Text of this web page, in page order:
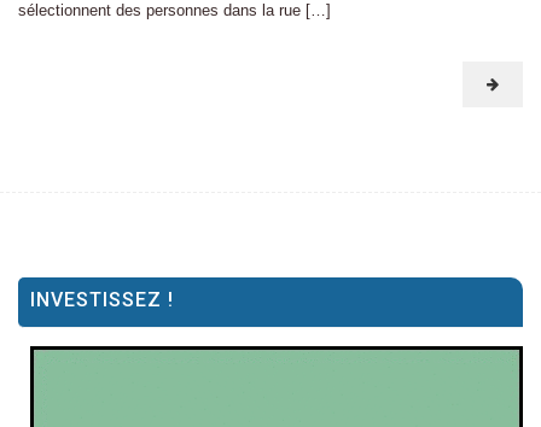
sélectionnent des personnes dans la rue […]
INVESTISSEZ !